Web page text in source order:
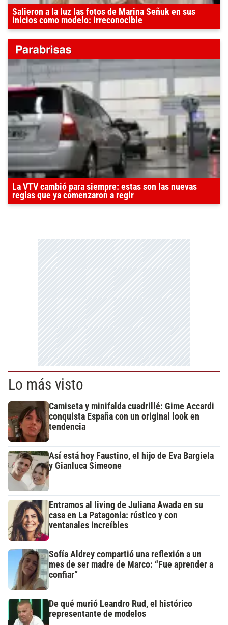
Salieron a la luz las fotos de Marina Señuk en sus
inicios como modelo: irreconocible
La VTV cambió para siempre: estas son las nuevas
reglas que ya comenzaron a regir
Lo más visto
Camiseta y minifalda cuadrillé: Gime Accardi
conquista España con un original look en
tendencia
Así está hoy Faustino, el hijo de Eva Bargiela
y Gianluca Simeone
Entramos al living de Juliana Awada en su
casa en La Patagonia: rústico y con
ventanales increíbles
Sofía Aldrey compartió una reflexión a un
mes de ser madre de Marco: “Fue aprender a
confiar”
De qué murió Leandro Rud, el histórico
representante de modelos